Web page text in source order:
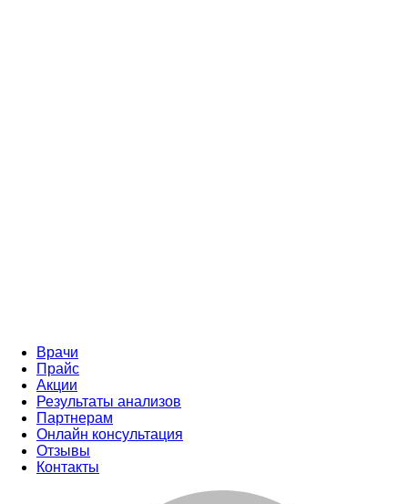
Врачи
Прайс
Акции
Результаты анализов
Партнерам
Онлайн консультация
Отзывы
Контакты